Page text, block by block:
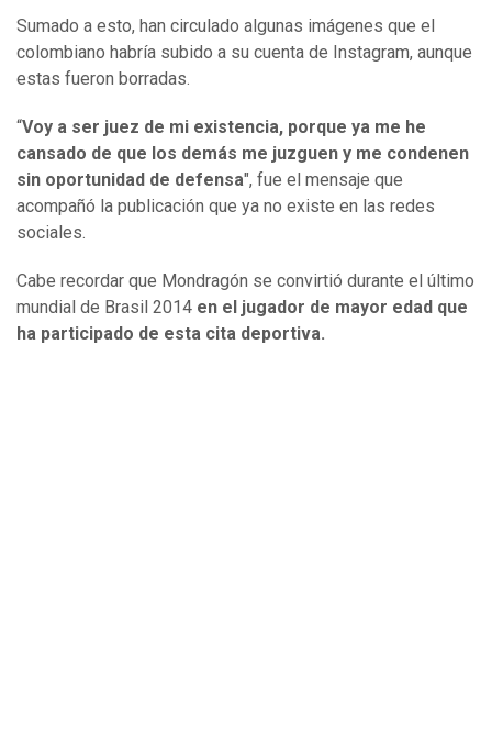
Sumado a esto, han circulado algunas imágenes que el
colombiano habría subido a su cuenta de Instagram, aunque
estas fueron borradas.
“Voy a ser juez de mi existencia, porque ya me he
cansado de que los demás me juzguen y me condenen
sin oportunidad de defensa", fue el mensaje que
acompañó la publicación que ya no existe en las redes
sociales.
Cabe recordar que Mondragón se convirtió durante el último
mundial de Brasil 2014 en el jugador de mayor edad que
ha participado de esta cita deportiva.